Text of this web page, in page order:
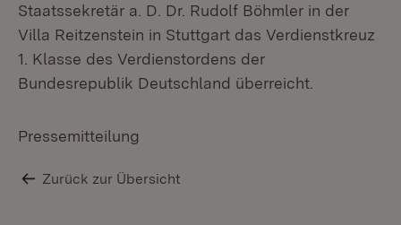
Staatssekretär a. D. Dr. Rudolf Böhmler in der
Villa Reitzenstein in Stuttgart das Verdienstkreuz
1. Klasse des Verdienstordens der
Bundesrepublik Deutschland überreicht.
Pressemitteilung
Zurück zur Übersicht